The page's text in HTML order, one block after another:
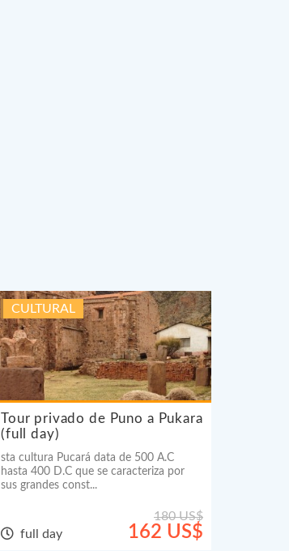
CULTURAL
Tour privado de Puno a Pukara
(full day)
sta cultura Pucará data de 500 A.C
hasta 400 D.C que se caracteriza por
sus grandes const...
full day
180 US$
162 US$